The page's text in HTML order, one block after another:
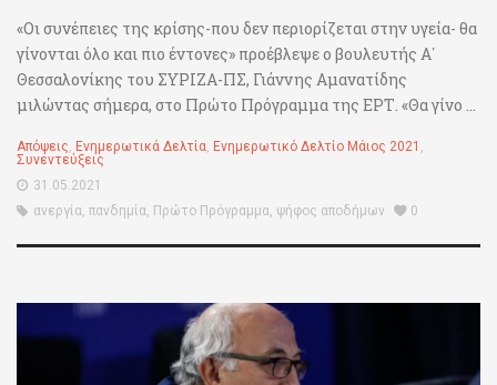
«Οι συνέπειες της κρίσης-που δεν περιορίζεται στην υγεία- θα
γίνονται όλο και πιο έντονες» προέβλεψε ο βουλευτής Α΄
Θεσσαλονίκης του ΣΥΡΙΖΑ-ΠΣ, Γιάννης Αμανατίδης
μιλώντας σήμερα, στο Πρώτο Πρόγραμμα της ΕΡΤ. «Θα γίνο ...
Απόψεις, Ενημερωτικά Δελτία, Ενημερωτικό Δελτίο Μάιος 2021 ,
Συνεντεύξεις
31.05.2021
ανεργία, πανδημία, Πρώτο Πρόγραμμα, ψήφος αποδήμων 0